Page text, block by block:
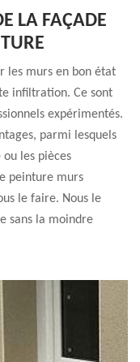
LA FAÇADE
les murs en bon état
infiltration. Ce sont
expérimentés.
parmi lesquels
les pièces
peinture murs
le faire. Nous le
sans la moindre